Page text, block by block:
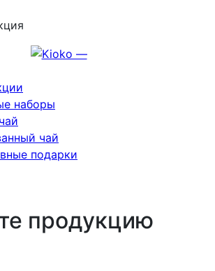
наборы
чай
подарки
продукцию